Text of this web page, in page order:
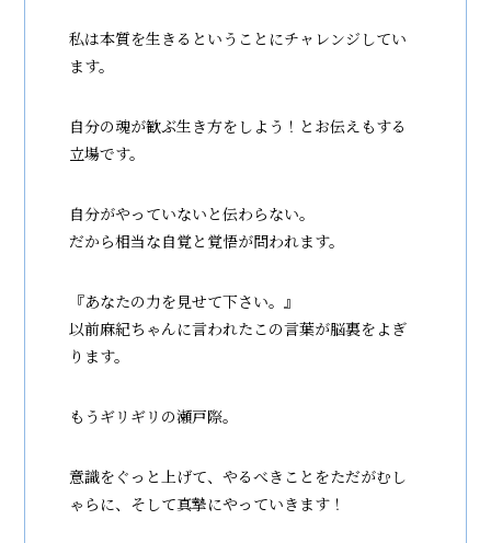
私は本質を生きるということにチャレンジしてい
ます。
自分の魂が歓ぶ生き方をしよう！とお伝えもする
立場です。
自分がやっていないと伝わらない。
だから相当な自覚と覚悟が問われます。
『あなたの力を見せて下さい。』
以前麻紀ちゃんに言われたこの言葉が脳裏をよぎ
ります。
もうギリギリの瀬戸際。
意識をぐっと上げて、やるべきことをただがむし
ゃらに、そして真摯にやっていきます！